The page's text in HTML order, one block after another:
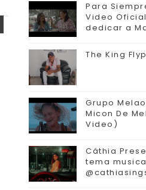
Para
Video
dedicar a
The King
Grupo
Micon De
Video)
Cáthia
tema